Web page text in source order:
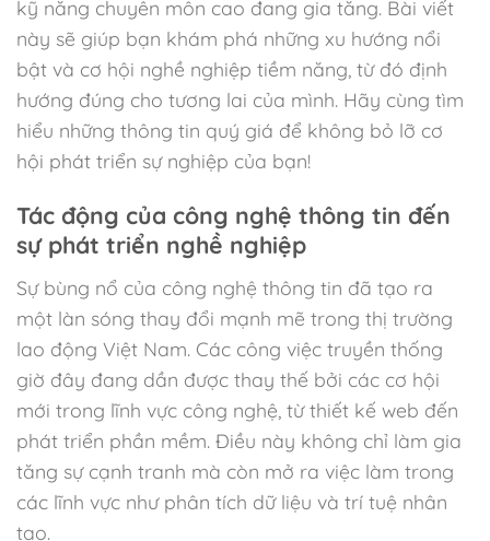
kỹ năng chuyên môn cao đang gia tăng. Bài viết
này sẽ giúp bạn khám phá những xu hướng nổi
bật và cơ hội nghề nghiệp tiềm năng, từ đó định
hướng đúng cho tương lai của mình. Hãy cùng tìm
hiểu những thông tin quý giá để không bỏ lỡ cơ
hội phát triển sự nghiệp của bạn!
Tác động của công nghệ thông tin đến
sự phát triển nghề nghiệp
Sự bùng nổ của công nghệ thông tin đã tạo ra
một làn sóng thay đổi mạnh mẽ trong thị trường
lao động Việt Nam. Các công việc truyền thống
giờ đây đang dần được thay thế bởi các cơ hội
mới trong lĩnh vực công nghệ, từ thiết kế web đến
phát triển phần mềm. Điều này không chỉ làm gia
tăng sự cạnh tranh mà còn mở ra việc làm trong
các lĩnh vực như phân tích dữ liệu và trí tuệ nhân
tạo.